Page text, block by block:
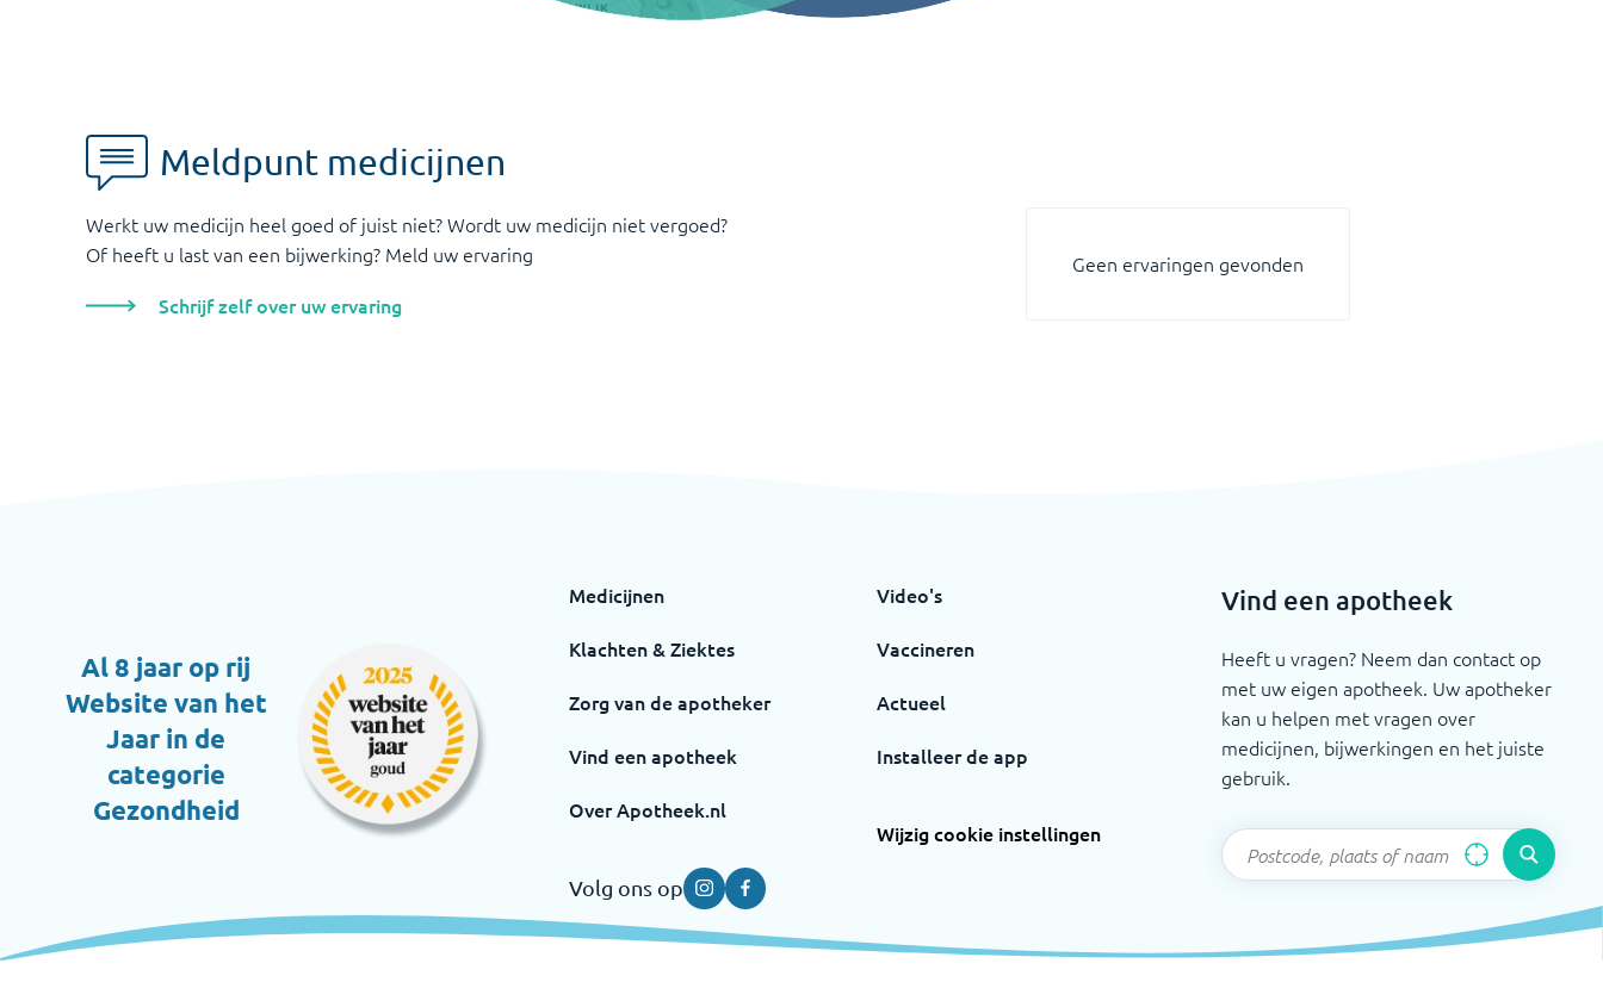
Meldpunt medicijnen
Werkt uw medicijn heel goed of juist niet? Wordt uw medicijn niet vergoed?
Of heeft u last van een bijwerking? Meld uw ervaring
Schrijf zelf over uw ervaring
Geen ervaringen gevonden
Al 8 jaar op rij
Website van het
Jaar in de
categorie
Gezondheid
Medicijnen
Klachten & Ziektes
Zorg van de apotheker
Vind een apotheek
Over Apotheek.nl
Video's
Vaccineren
Actueel
Installeer de app
Wijzig cookie instellingen
Volg ons op InstagramFacebook
Vind een apotheek
Heeft u vragen? Neem dan contact op
met uw eigen apotheek. Uw apotheker
kan u helpen met vragen over
medicijnen, bijwerkingen en het juiste
gebruik.